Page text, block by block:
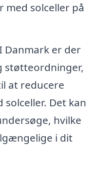
med solceller på
Danmark er der
støtteordninger,
at reducere
Det kan
hvilke
i dit